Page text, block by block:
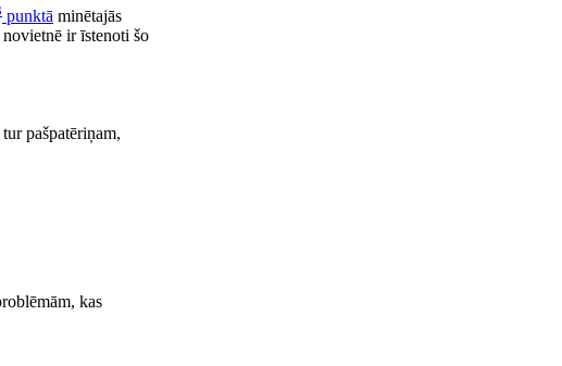
punktā minētajās
ir īstenoti šo
pašpatēriņam,
kas